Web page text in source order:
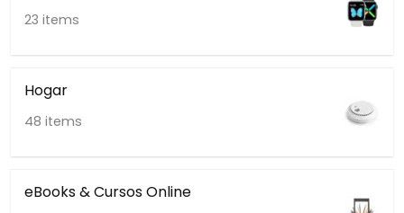
23 items
Hogar
48 items
eBooks & Cursos Online